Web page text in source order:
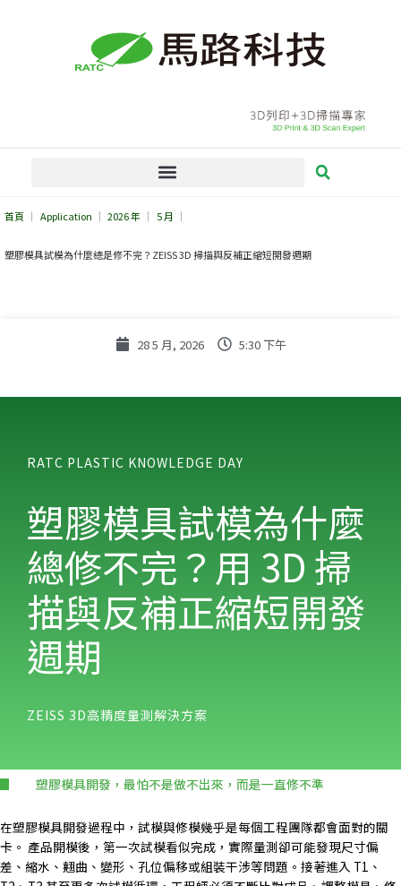
首頁 Application 2026 年 5 月
塑膠模具試模為什麼總是修不完？ZEISS 3D 掃描與反補正縮短開發週期
28 5 月, 2026 5:30 下午
RATC PLASTIC KNOWLEDGE DAY
塑膠模具試模為什麼
總修不完？用 3D 掃
描與反補正縮短開發
週期
ZEISS 3D高精度量測解決方案
塑膠模具開發，最怕不是做不出來，而是一直修不準
在塑膠模具開發過程中，試模與修模幾乎是每個工程團隊都會面對的關
卡。 產品開模後，第一次試模看似完成，實際量測卻可能發現尺寸偏
差、縮水、翹曲、變形、孔位偏移或組裝干涉等問題。接著進入 T1、